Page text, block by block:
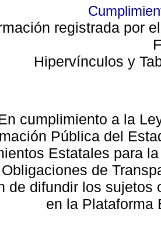
registrada por
Hipervínculos y
cumplimiento a la
Pública del
Estatales para
de
de difundir los sujetos
en la Plataforma